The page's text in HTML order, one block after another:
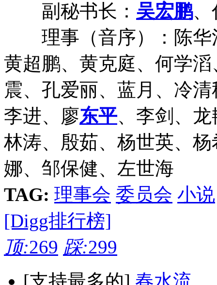
副秘书长： 吴宏鹏、
理事（音序）：陈华
黄超鹏、黄克庭、何学
震、孔爱丽、蓝月、冷
李进、廖东平、李剑、
林涛、殷茹、杨世英、杨
娜、邹保健、左世海
TAG: 理事会 委员会 小说
[Digg排行榜]
顶:269 踩:299